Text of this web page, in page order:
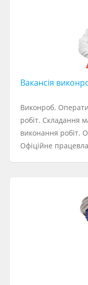
Вакансія
Виконроб.
робіт. Складання
виконання робіт.
Офіційне